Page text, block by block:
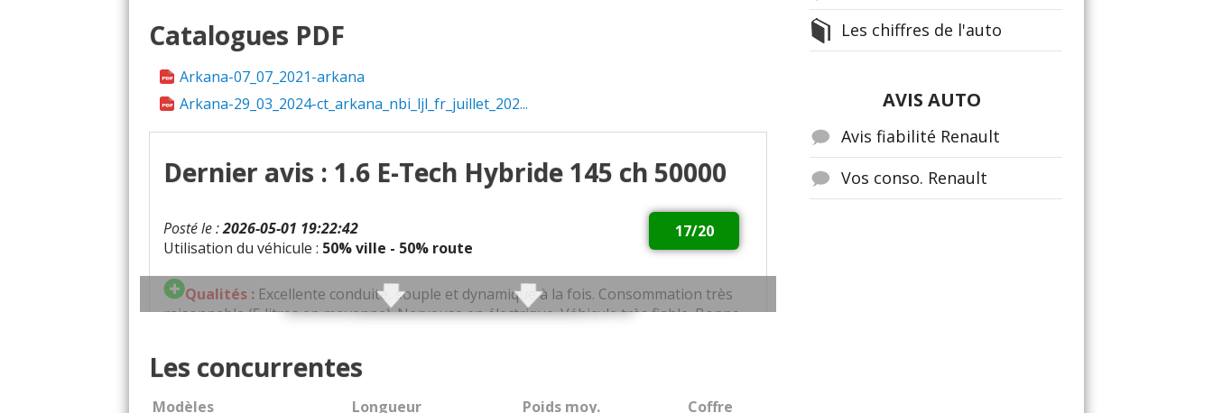
Catalogues PDF
Arkana-07_07_2021-arkana
Arkana-29_03_2024-ct_arkana_nbi_ljl_fr_juillet_202...
Dernier avis : 1.6 E-Tech Hybride 145 ch 50000
17/20
Posté le :2026-05-01 19:22:42
Utilisation du véhicule : 50% ville - 50% route
Qualités : Excellente conduite, souple et dynamique à la fois. Consommation très
raisonnable (5 litres en moyenne). Nerveuse en électrique. Véhicule très fiable. Bonne
Défauts :Position du siège passager peu modulable.
Les concurrentes
Modèles Longueur Poids moy.
Coffre
Les chiffres de l'auto
AVIS AUTO
Avis fiabilité Renault
Vos conso. Renault